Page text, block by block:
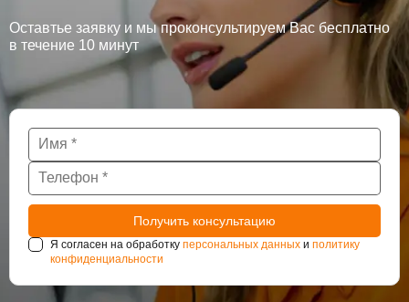
Оставтье заявку и мы проконсультируем Вас бесплатно
в течение 10 минут
Я согласен на обработку персональных данных и политику
конфиденциальности